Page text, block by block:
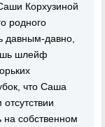
Корхузиной
родного
давным-давно,
шлейф
что Саша
на собственном